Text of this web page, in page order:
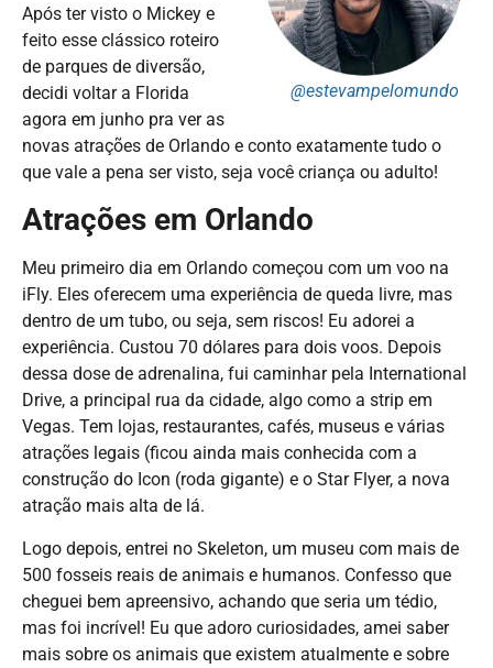
@estevampelomundo
Após ter visto o Mickey e
feito esse clássico roteiro
de parques de diversão,
decidi voltar a Florida
agora em junho pra ver as
novas atrações de Orlando e conto exatamente tudo o
que vale a pena ser visto, seja você criança ou adulto!
Atrações em Orlando
Meu primeiro dia em Orlando começou com um voo na
iFly. Eles oferecem uma experiência de queda livre, mas
dentro de um tubo, ou seja, sem riscos! Eu adorei a
experiência. Custou 70 dólares para dois voos. Depois
dessa dose de adrenalina, fui caminhar pela International
Drive, a principal rua da cidade, algo como a strip em
Vegas. Tem lojas, restaurantes, cafés, museus e várias
atrações legais (ficou ainda mais conhecida com a
construção do Icon (roda gigante) e o Star Flyer, a nova
atração mais alta de lá.
Logo depois, entrei no Skeleton, um museu com mais de
500 fosseis reais de animais e humanos. Confesso que
cheguei bem apreensivo, achando que seria um tédio,
mas foi incrível! Eu que adoro curiosidades, amei saber
mais sobre os animais que existem atualmente e sobre